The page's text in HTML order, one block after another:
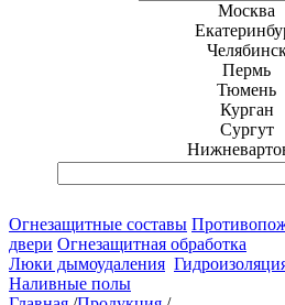
Москва
Пермь
Тюмень
Курган
Сургут
Огнезащитные составы
двери Огнезащитная обработка
Люки дымоудаления
Наливные полы